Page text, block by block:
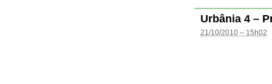
Urbânia 4 –
21/10/2010 – 15h02